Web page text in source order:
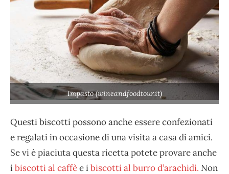
Impasto (wineandfoodtour.it)
Questi biscotti possono anche essere confezionati
e regalati in occasione di una visita a casa di amici.
Se vi è piaciuta questa ricetta potete provare anche
ibiscotti al caffèe ibiscotti al burro d’arachidi. Non